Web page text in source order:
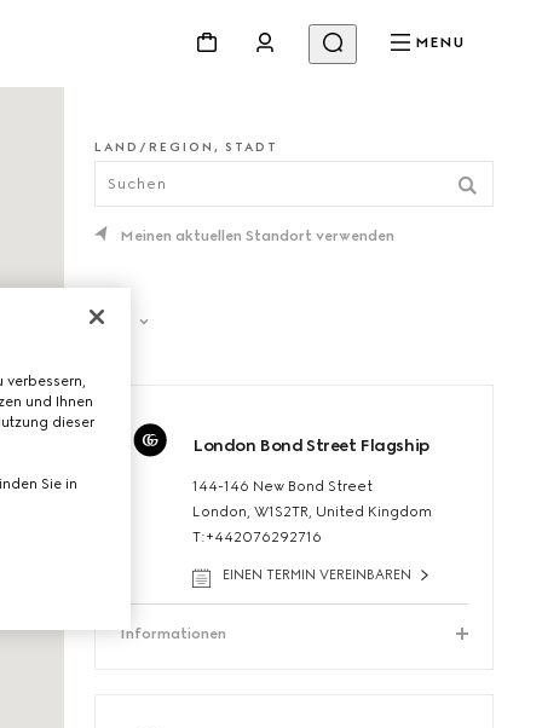
MENU
LAND/REGION, STADT
Meinen aktuellen Standort verwenden
Filter
London Bond Street Flagship
144-146 New Bond Street
London, W1S2TR, United Kingdom
T:+442076292716
EINEN TERMIN VEREINBAREN
Informationen
und Ihnen
dieser
Sie in